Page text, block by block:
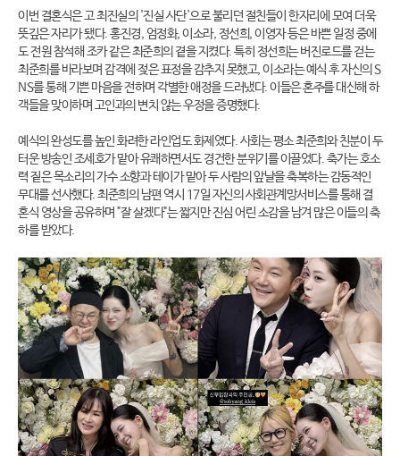
이번 결혼식은 고 최진실의 '진실 사단'으로 불리던 절친들이 한자리에 모여 더욱
뜻깊은 자리가 됐다. 홍진경, 엄정화, 이소라, 정선희, 이영자 등은 바쁜 일정 중에
도 전원 참석해 조카 같은 최준희의 곁을 지켰다. 특히 정선희는 버진로드를 걷는
최준희를 바라보며 감격에 젖은 표정을 감추지 못했고, 이소라는 예식 후 자신의 S
NS를 통해 기쁜 마음을 전하며 각별한 애정을 드러냈다. 이들은 혼주를 대신해 하
객들을 맞이하며 고인과의 변치 않는 우정을 증명했다.
예식의 완성도를 높인 화려한 라인업도 화제였다. 사회는 평소 최준희와 친분이 두
터운 방송인 조세호가 맡아 유쾌하면서도 경건한 분위기를 이끌었다. 축가는 호소
력 짙은 목소리의 가수 소향과 테이가 맡아 두 사람의 앞날을 축복하는 감동적인
무대를 선사했다. 최준희의 남편 역시 17일 자신의 사회관계망서비스를 통해 결
혼식 영상을 공유하며 "잘 살겠다"는 짧지만 진심 어린 소감을 남겨 많은 이들의 축
하를 받았다.